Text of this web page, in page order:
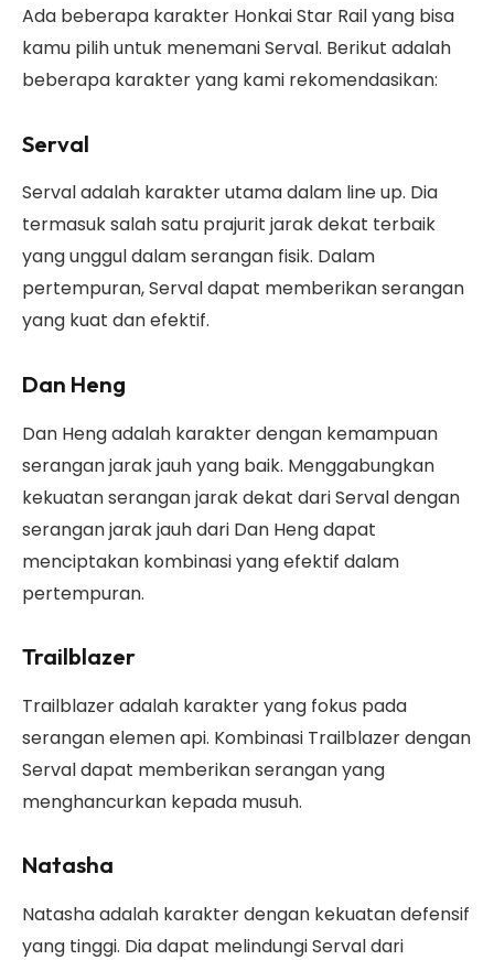
Ada beberapa karakter Honkai Star Rail yang bisa
kamu pilih untuk menemani Serval. Berikut adalah
beberapa karakter yang kami rekomendasikan:
Serval
Serval adalah karakter utama dalam line up. Dia
termasuk salah satu prajurit jarak dekat terbaik
yang unggul dalam serangan fisik. Dalam
pertempuran, Serval dapat memberikan serangan
yang kuat dan efektif.
Dan Heng
Dan Heng adalah karakter dengan kemampuan
serangan jarak jauh yang baik. Menggabungkan
kekuatan serangan jarak dekat dari Serval dengan
serangan jarak jauh dari Dan Heng dapat
menciptakan kombinasi yang efektif dalam
pertempuran.
Trailblazer
Trailblazer adalah karakter yang fokus pada
serangan elemen api. Kombinasi Trailblazer dengan
Serval dapat memberikan serangan yang
menghancurkan kepada musuh.
Natasha
Natasha adalah karakter dengan kekuatan defensif
yang tinggi. Dia dapat melindungi Serval dari